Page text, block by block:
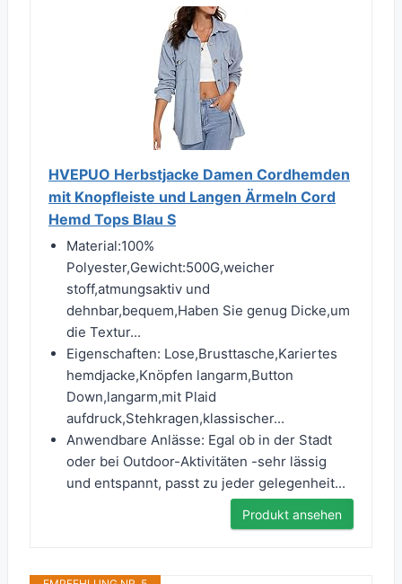
HVEPUO Herbstjacke Damen Cordhemden
mit Knopfleiste und Langen Ärmeln Cord
Hemd Tops Blau S
Material:100%
Polyester,Gewicht:500G,weicher
stoff,atmungsaktiv und
dehnbar,bequem,Haben Sie genug Dicke,um
die Textur...
Eigenschaften: Lose,Brusttasche,Kariertes
hemdjacke,Knöpfen langarm,Button
Down,langarm,mit Plaid
aufdruck,Stehkragen,klassischer...
Anwendbare Anlässe: Egal ob in der Stadt
oder bei Outdoor-Aktivitäten -sehr lässig
und entspannt, passt zu jeder gelegenheit...
Produkt ansehen